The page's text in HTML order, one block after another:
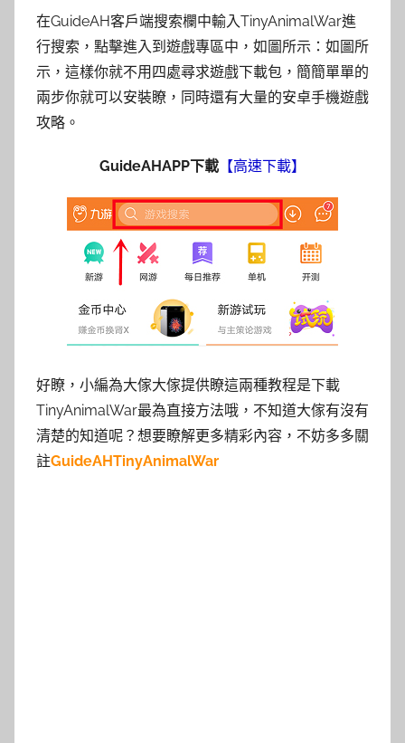
在GuideAH客戶端搜索欄中輸入TinyAnimalWar進
行搜索，點擊進入到遊戲專區中，如圖所示：如圖所
示，這樣你就不用四處尋求遊戲下載包，簡簡單單的
兩步你就可以安裝瞭，同時​還有大量的安卓手機遊戲
攻略。
GuideAHAPP下載 【高速下載】
好瞭，小編為大傢大傢提供瞭這兩種教程是下載
TinyAnimalWar最為直接方法哦，不知道大傢有沒有
清楚的知道呢？想要瞭解更多精彩內容，不妨多多關
註GuideAHTinyAnimalWar